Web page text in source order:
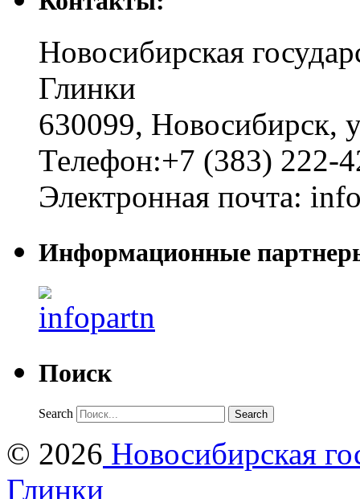
Новосибирская
Глинки
630099, Новосибирск,
Телефон:+7 (383) 222-
Электронная почта:
Информационные
Поиск
Search
© 2026 Новосибирская
Глинки